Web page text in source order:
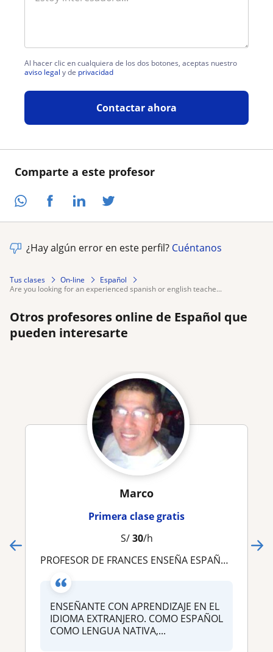
Comparte a este profesor
Al hacer clic en cualquiera de los dos botones, aceptas nuestro
aviso legal y de privacidad
Contactar ahora
¿Hay algún error en este perfil? Cuéntanos
Tus clases On-line
Español
are you looking for an experienced spanish or english teache...
Otros profesores online de Español que
pueden interesarte
Marco
Primera clase gratis
S/30/h
PROFESOR DE FRANCES ENSEÑA ESPAÑOL PARA NATIVOS FRANCOFONOS
ENSEÑANTE CON APRENDIZAJE EN EL
IDIOMA EXTRANJERO. COMO ESPAÑOL
COMO LENGUA NATIVA,...